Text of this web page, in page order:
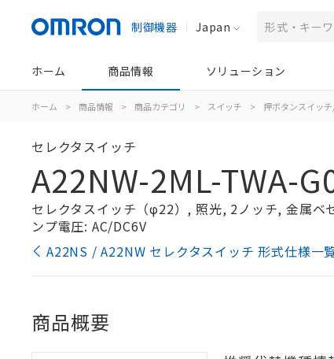
制御機器 Japan
ホーム 商品情報 ソリューション
ホーム > 商品情報 > 商品カテゴリ > スイッチ > 押ボタンスイッ
セレクタスイッチ
A22NW-2ML-TWA-
セレクタスイッチ（φ22）, 照光, 2ノッチ, 金属
ンプ電圧: AC/DC6V
A22NS / A22NW セレクタスイッチ 形式仕様一
商品概要